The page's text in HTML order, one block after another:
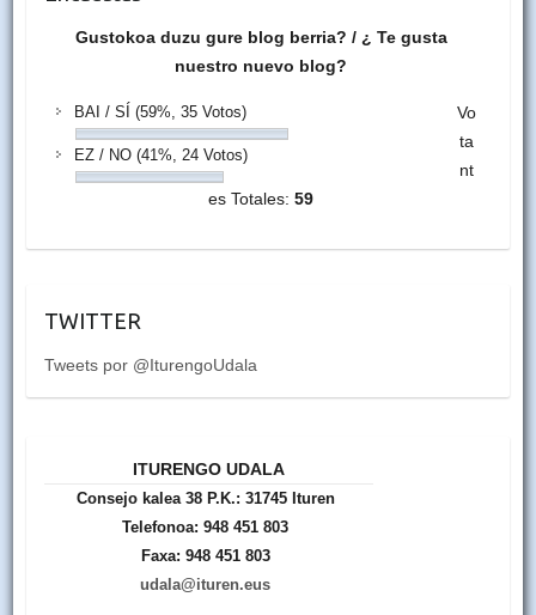
Gustokoa duzu gure blog berria? / ¿ Te gusta
nuestro nuevo blog?
BAI / SÍ (59%, 35 Votos)
EZ / NO (41%, 24 Votos)
Vo
ta
nt
es Totales:59
TWITTER
Tweets por @IturengoUdala
ITURENGO UDALA
Consejo kalea 38 P.K.: 31745 Ituren
Telefonoa: 948 451 803
Faxa: 948 451 803
udala@ituren.eus